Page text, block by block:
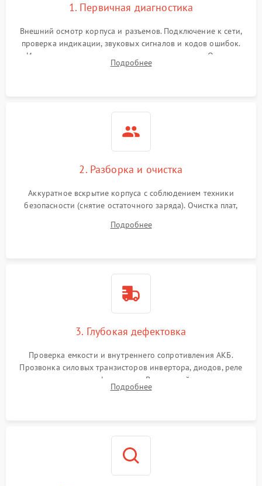
1. Первичная диагностика
Внешний осмотр корпуса и разъемов. Подключение к сети,
проверка индикации, звуковых сигналов и кодов ошибок.
Измерение входного и выходного напряжения. Оценка
реакции ИБП на отключение основного питания без
Подробнее
2. Разборка и очистка
Аккуратное вскрытие корпуса с соблюдением техники
безопасности (снятие остаточного заряда). Очистка плат,
и кистей для предотвращения перегрева и замыканий.
Подробнее
3. Глубокая дефектовка
Проверка емкости и внутреннего сопротивления АКБ.
Прозвонка силовых транзисторов инвертора, диодов, реле
переключения и трансформатора. Визуальный поиск вздутых
конденсаторов и прогаров на печатной плате.
Подробнее